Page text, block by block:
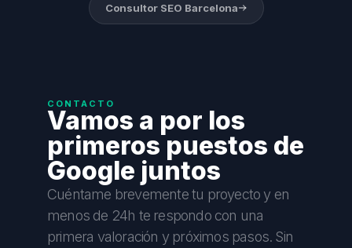
Consultor SEO Barcelona
CONTACTO
Vamos a por los
primeros puestos de
Google juntos
Cuéntame brevemente tu proyecto y en
menos de 24h te respondo con una
primera valoración y próximos pasos. Sin